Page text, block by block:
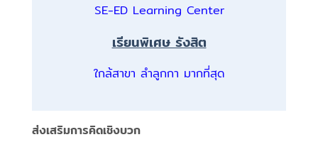
SE-ED Learning Center
เรียนพิเศษ รังสิต
ใกล้สาขา ลำลูกกา มากที่สุด
ส่งเสริมการคิดเชิงบวก